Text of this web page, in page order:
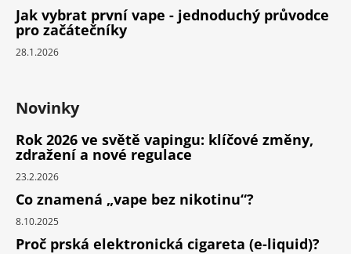
Jak vybrat první vape - jednoduchý průvodce
pro začátečníky
28.1.2026
Novinky
Rok 2026 ve světě vapingu: klíčové změny,
zdražení a nové regulace
23.2.2026
Co znamená „vape bez nikotinu“?
8.10.2025
Proč prská elektronická cigareta (e-liquid)?